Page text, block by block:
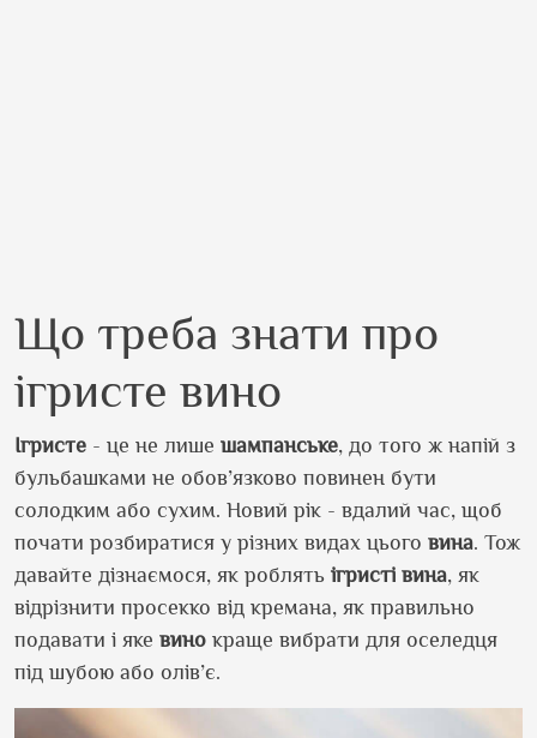
Що треба знати про
ігристе вино
Ігристе - це не лише шампанське, до того ж напій з
бульбашками не обов’язково повинен бути
солодким або сухим. Новий рік - вдалий час, щоб
почати розбиратися у різних видах цього вина. Тож
давайте дізнаємося, як роблять ігристі вина, як
відрізнити просекко від кремана, як правильно
подавати і яке вино краще вибрати для оселедця
під шубою або олів’є.